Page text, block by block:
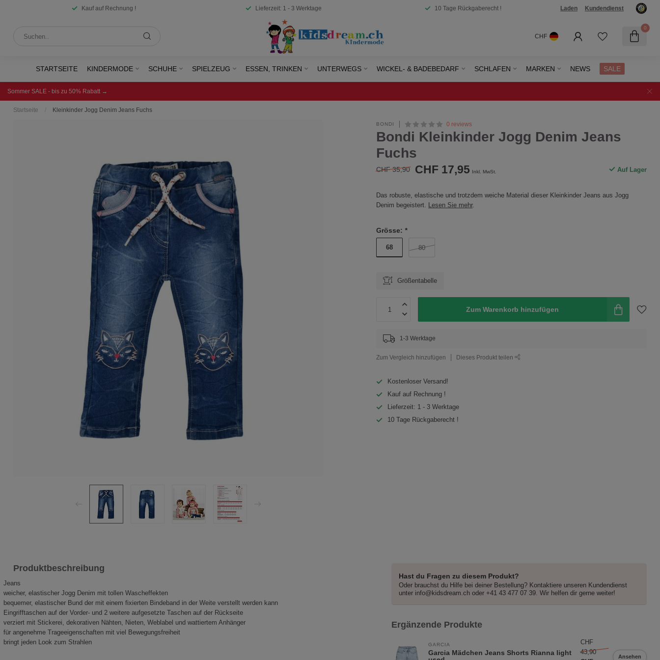
Kauf auf Rechnung ! Lieferzeit: 1 - 3 Werktage 10 Tage Rückgaberecht ! Laden Kundendienst
CHF
0
STARTSEITE KINDERMODE SCHUHE SPIELZEUG ESSEN, TRINKEN UNTERWEGS WICKEL- & BADEBEDARF SCHLAFEN MARKEN NEWS SALE
Sommer SALE - bis zu 50% Rabatt →
Startseite / Kleinkinder Jogg Denim Jeans Fuchs
BONDI 0 reviews
Bondi Kleinkinder Jogg Denim Jeans
Fuchs
CHF 35,90 CHF 17,95 Inkl. MwSt. Auf Lager
Das robuste, elastische und trotzdem weiche Material dieser Kleinkinder Jeans aus Jogg
Denim begeistert. Lesen Sie mehr.
Grösse: *
68 80
Größentabelle
Zum Warenkorb hinzufügen
1-3 Werktage
Zum Vergleich hinzufügen Dieses Produkt teilen
Kostenloser Versand!
Kauf auf Rechnung !
Lieferzeit: 1 - 3 Werktage
10 Tage Rückgaberecht !
Produktbeschreibung
Jeans
weicher, elastischer Jogg Denim mit tollen Wascheffekten
bequemer, elastischer Bund der mit einem fixierten Bindeband in der Weite verstellt werden kann
Eingrifftaschen auf der Vorder- und 2 weitere aufgesetzte Taschen auf der Rückseite
verziert mit Stickerei, dekorativen Nähten, Nieten, Weblabel und wattiertem Anhänger
für angenehme Trageeigenschaften mit viel Bewegungsfreiheit
bringt jeden Look zum Strahlen
Hast du Fragen zu diesem Produkt?
Oder brauchst du Hilfe bei deiner Bestellung? Kontaktiere unseren Kundendienst
unter info@kidsdream.ch oder +41 43 477 07 39. Wir helfen dir gerne weiter!
Ergänzende Produkte
GARCIA
Garcia Mädchen Jeans Shorts Rianna light
CHF
43,90
Ansehen